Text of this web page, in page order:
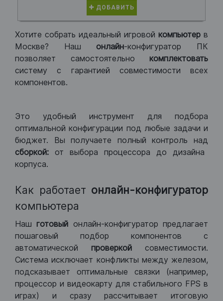
ДОБАВИТЬ
Хотите собрать идеальный игровой компьютер в
Москве? Нашонлайн-конфигуратор ПК
позволяет самостоятельно комплектовать
систему с гарантией совместимости всех
компонентов.
Это удобный инструмент для подбора
оптимальной конфигурации под любые задачи и
бюджет. Вы получаете полный контроль над
сборкой: от выбора процессора до дизайна
корпуса.
Как работает онлайн-конфигуратор
компьютера
Нашготовый онлайн-конфигуратор предлагает
пошаговый подбор компонентов с
автоматической проверкой совместимости.
Система исключает конфликты между железом,
подсказывает оптимальные связки (например,
процессор и видеокарту для стабильного FPS в
играх) и сразу рассчитывает итоговую